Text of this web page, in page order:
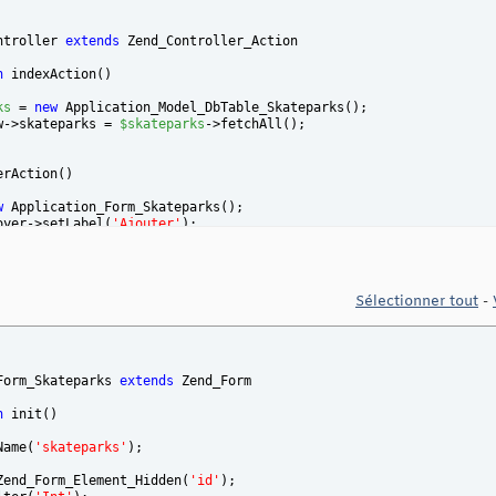
extends Zend_Controller_Action
indexAction( )
= new Application_Model_DbTable_Skateparks ( ) ;
>skateparks = $skateparks ->fetchAll ( ) ;
( )
Application_Form_Skateparks ( ) ;
>setLabel ( 'Ajouter' ) ;
= $form->getValue('name');
->ajouterSkateparks $name
->_helper->redirector
->populate $formData
Sélectionner tout -
extends Zend_Form
init ( )
( 'skateparks' ) ;
( 'id' ) ;